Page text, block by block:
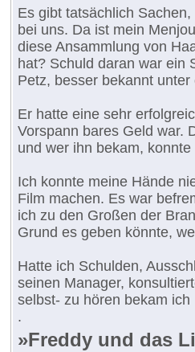
Es gibt tatsächlich
bei uns. Da ist mein
diese Ansammlung von
hat? Schuld daran war ein
Petz, besser bekannt
Er hatte eine sehr
Vorspann bares Geld war.
und wer ihn bekam,
Ich konnte meine Hände
Film machen. Es war
ich zu den Großen der
Grund es geben könnte,
Hatte ich Schulden,
seinen Manager,
selbst- zu hören bekam
.
»Freddy und das